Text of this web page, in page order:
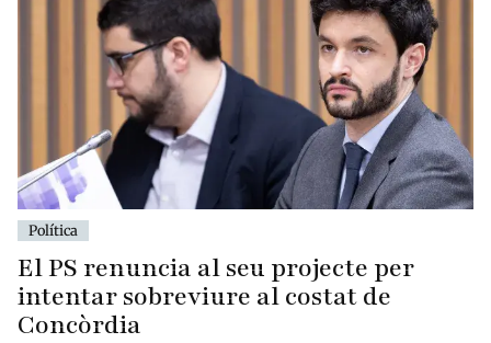
Política
El PS renuncia al seu projecte per
intentar sobreviure al costat de
Concòrdia